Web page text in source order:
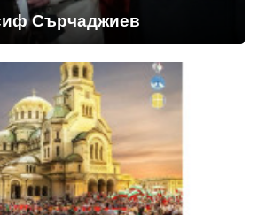
Сърчаджиев